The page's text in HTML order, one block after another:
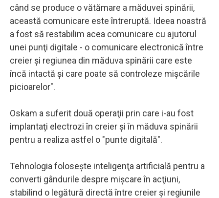
când se produce o vătămare a măduvei spinării,
această comunicare este întreruptă. Ideea noastră
a fost să restabilim acea comunicare cu ajutorul
unei punţi digitale - o comunicare electronică între
creier şi regiunea din măduva spinării care este
încă intactă şi care poate să controleze mişcările
picioarelor".
Oskam a suferit două operaţii prin care i-au fost
implantaţi electrozi în creier şi în măduva spinării
pentru a realiza astfel o "punte digitală".
Tehnologia foloseşte inteligenţa artificială pentru a
converti gândurile despre mişcare în acţiuni,
stabilind o legătură directă între creier şi regiunile